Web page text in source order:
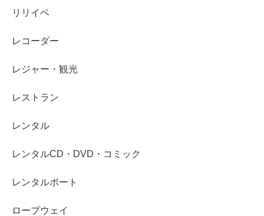
リリイベ
レコーダー
レジャー・観光
レストラン
レンタル
レンタルCD・DVD・コミック
レンタルボート
ロープウェイ